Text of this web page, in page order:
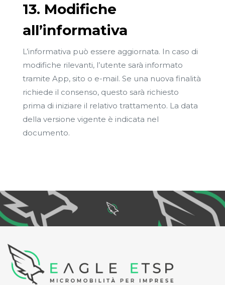
13. Modifiche
all’informativa
L’informativa può essere aggiornata. In caso di
modifiche rilevanti, l’utente sarà informato
tramite App, sito o e-mail. Se una nuova finalità
richiede il consenso, questo sarà richiesto
prima di iniziare il relativo trattamento. La data
della versione vigente è indicata nel
documento.